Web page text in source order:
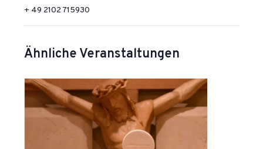
+ 49 2102 715930
Ähnliche Veranstaltungen